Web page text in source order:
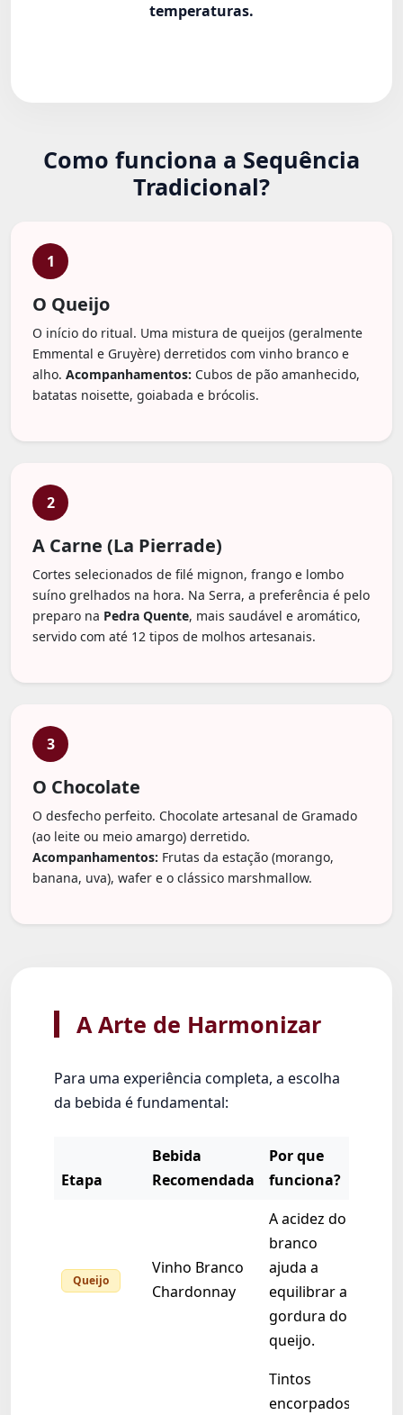
temperaturas.
Como funciona a Sequência
Tradicional?
1
O Queijo
O início do ritual. Uma mistura de queijos (geralmente
Emmental e Gruyère) derretidos com vinho branco e
alho. Acompanhamentos: Cubos de pão amanhecido,
batatas noisette, goiabada e brócolis.
2
A Carne (La Pierrade)
Cortes selecionados de filé mignon, frango e lombo
suíno grelhados na hora. Na Serra, a preferência é pelo
preparo na Pedra Quente, mais saudável e aromático,
servido com até 12 tipos de molhos artesanais.
3
O Chocolate
O desfecho perfeito. Chocolate artesanal de Gramado
(ao leite ou meio amargo) derretido.
Acompanhamentos: Frutas da estação (morango,
banana, uva), wafer e o clássico marshmallow.
A Arte de Harmonizar
Para uma experiência completa, a escolha
da bebida é fundamental:
Etapa
Bebida
Recomendada
Por que
funciona?
Queijo
Vinho Branco
Chardonnay
A acidez do
branco
ajuda a
equilibrar a
gordura do
queijo.
Tintos
encorpados